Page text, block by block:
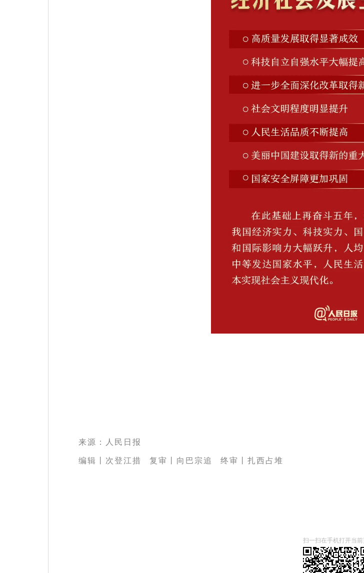
来源：人民日报
编辑丨次登江措 复审丨向巴宗追 终审丨扎西占堆
扫一扫在手机打开当前